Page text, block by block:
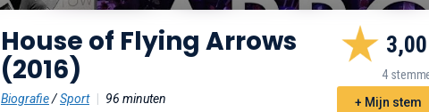
House of Flying Arrows
(2016)
Biografie/Sport 96 minuten
3,00
4
+ Mijn stem